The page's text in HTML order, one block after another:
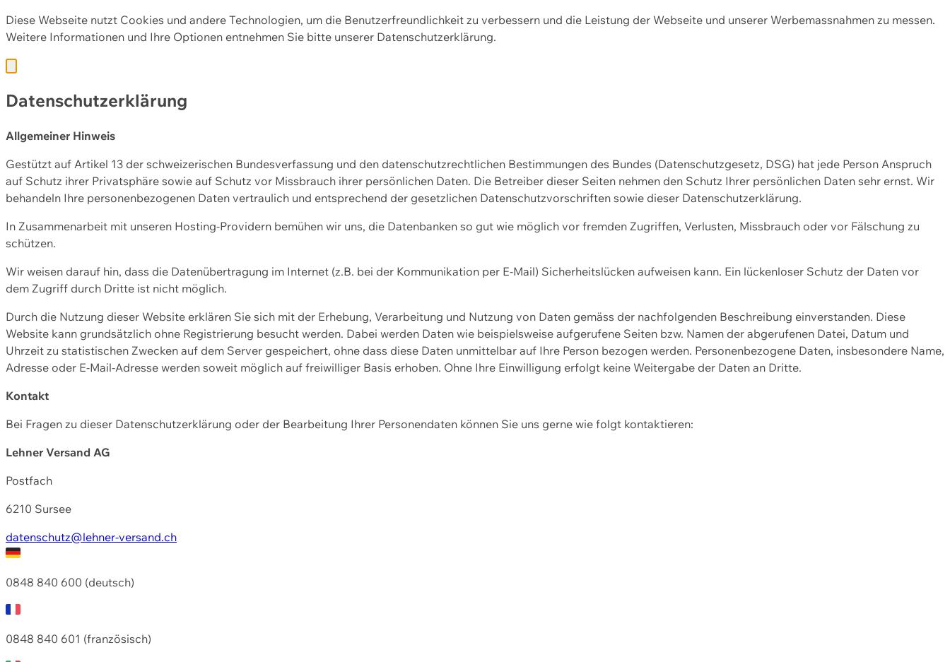
Diese Webseite nutzt Cookies und andere Technologien, um die Benutzerfreundlichkeit zu verbessern und die Leistung der Webseite und unserer Werbemassnahmen zu messen.
Weitere Informationen und Ihre Optionen entnehmen Sie bitte unserer Datenschutzerklärung.
Datenschutzerklärung
Allgemeiner Hinweis
Gestützt auf Artikel 13 der schweizerischen Bundesverfassung und den datenschutzrechtlichen Bestimmungen des Bundes (Datenschutzgesetz, DSG) hat jede Person Anspruch
auf Schutz ihrer Privatsphäre sowie auf Schutz vor Missbrauch ihrer persönlichen Daten. Die Betreiber dieser Seiten nehmen den Schutz Ihrer persönlichen Daten sehr ernst. Wir
behandeln Ihre personenbezogenen Daten vertraulich und entsprechend der gesetzlichen Datenschutzvorschriften sowie dieser Datenschutzerklärung.
In Zusammenarbeit mit unseren Hosting-Providern bemühen wir uns, die Datenbanken so gut wie möglich vor fremden Zugriffen, Verlusten, Missbrauch oder vor Fälschung zu
schützen.
Wir weisen darauf hin, dass die Datenübertragung im Internet (z.B. bei der Kommunikation per E-Mail) Sicherheitslücken aufweisen kann. Ein lückenloser Schutz der Daten vor
dem Zugriff durch Dritte ist nicht möglich.
Durch die Nutzung dieser Website erklären Sie sich mit der Erhebung, Verarbeitung und Nutzung von Daten gemäss der nachfolgenden Beschreibung einverstanden. Diese
Website kann grundsätzlich ohne Registrierung besucht werden. Dabei werden Daten wie beispielsweise aufgerufene Seiten bzw. Namen der abgerufenen Datei, Datum und
Uhrzeit zu statistischen Zwecken auf dem Server gespeichert, ohne dass diese Daten unmittelbar auf Ihre Person bezogen werden. Personenbezogene Daten, insbesondere Name,
Adresse oder E-Mail-Adresse werden soweit möglich auf freiwilliger Basis erhoben. Ohne Ihre Einwilligung erfolgt keine Weitergabe der Daten an Dritte.
Kontakt
Bei Fragen zu dieser Datenschutzerklärung oder der Bearbeitung Ihrer Personendaten können Sie uns gerne wie folgt kontaktieren:
Lehner Versand AG
Postfach
6210 Sursee
datenschutz@lehner-versand.ch
0848 840 600 (deutsch)
0848 840 601 (französisch)